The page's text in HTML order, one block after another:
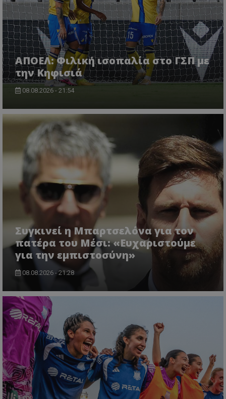
ΑΠΟΕΛ: Φιλική ισοπαλία στο ΓΣΠ με
την Κηφισιά
08.08.2026 - 21:54
Συγκινεί η Μπαρτσελόνα για τον
πατέρα του Μέσι: «Ευχαριστούμε
για την εμπιστοσύνη»
08.08.2026 - 21:28